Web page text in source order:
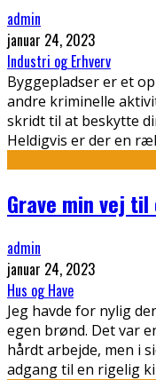
admin
januar 24, 2023
Industri og Erhverv
Byggepladser er et
andre kriminelle
skridt til at beskytte
Heldigvis er der en
Grave min vej
admin
januar 24, 2023
Hus og Have
Jeg havde for nylig
egen brønd. Det var
hårdt arbejde, men i
adgang til en rigelig